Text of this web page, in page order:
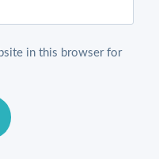
in this browser for